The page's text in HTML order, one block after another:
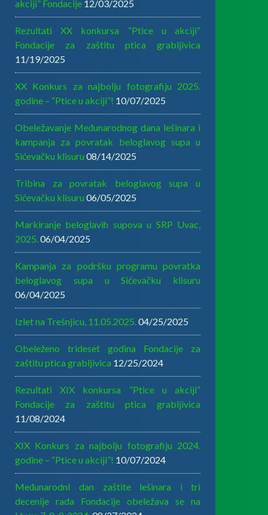
akciji” Fondacije 12/03/2025
Rezultati XX konkursa “Ptice u akciji”
Fondacije za zaštitu ptica grabljivica
11/19/2025
XX Konkurs za najbolju fotografiju 2025.
godine – “Ptice u akciji”! 10/07/2025
Obeležavanje Međunarodnog dana lešinara i
kampanja za povratak beloglavog supa u
Sićevačku klisuru 08/14/2025
Tribina za povratak beloglavog supa u
Sićevačku klisuru 06/05/2025
Markiranje beloglavih supova u SRP Uvac,
2025. 06/04/2025
Kampanja za podršku programu povratka
beloglavog supa u Sićevačku klisuru
06/04/2025
Izlet na Trešnjicu, 11.05.2025. 04/25/2025
Obeleženo trideset godina Fondacije za
zaštitu ptica grabljivica 12/25/2024
Rezultati XIX konkursa ”Ptice u akciji”
Fondacije za zaštitu ptica grabljivica
11/08/2024
XIX Konkurs za najbolju fotografiju 2024.
godine – “Ptice u akciji”! 10/07/2024
MeđunarodnI dan zaštite lešinara i tri
decenije rada Fondacije obeležava se na